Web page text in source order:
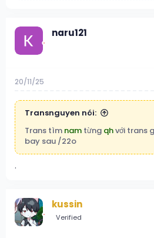
:
naru121
20/11/25
Transnguyen nói:
Trans tìm nam từng qhvới trans
bay sau /22o
.
kussin
Verified